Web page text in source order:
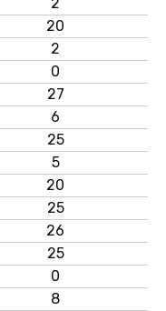
20
2
0
27
6
25
5
20
25
26
25
0
8